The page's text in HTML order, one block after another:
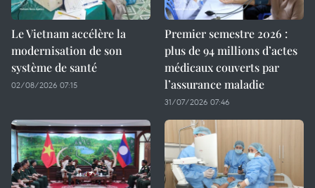
Le Vietnam accélère la
modernisation de son
système de santé
02/08/2026 07:15
Premier semestre 2026 :
plus de 94 millions d’actes
médicaux couverts par
l’assurance maladie
31/07/2026 07:46